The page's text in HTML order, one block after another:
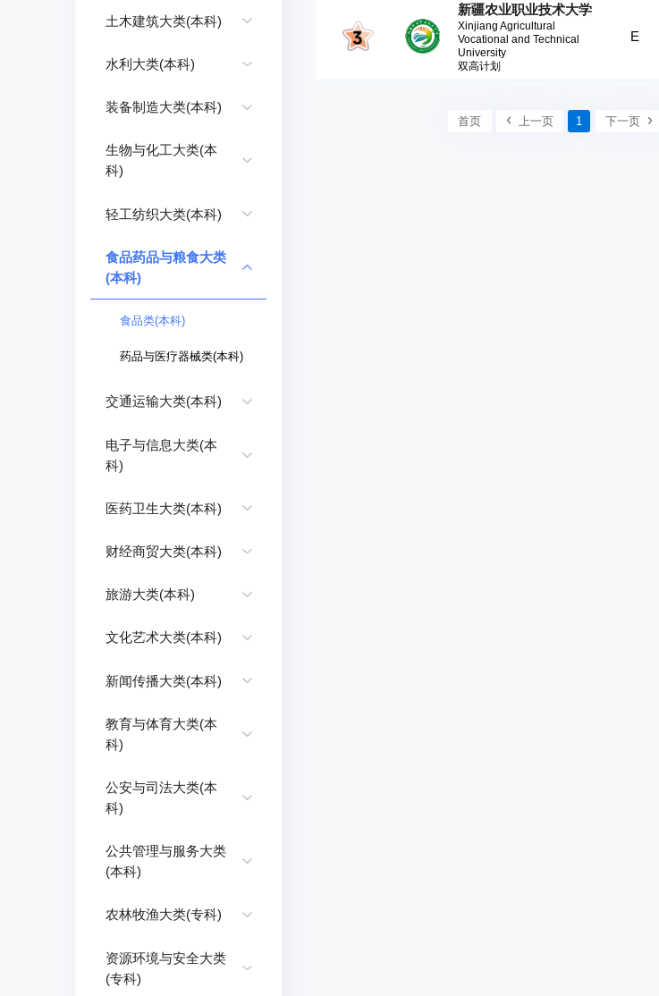
土木建筑大类(本科)
水利大类(本科)
装备制造大类(本科)
生物与化工大类(本
科)
轻工纺织大类(本科)
食品药品与粮食大类
(本科)
食品类(本科)
药品与医疗器械类(本科)
交通运输大类(本科)
电子与信息大类(本
科)
医药卫生大类(本科)
财经商贸大类(本科)
旅游大类(本科)
文化艺术大类(本科)
新闻传播大类(本科)
教育与体育大类(本
科)
公安与司法大类(本
科)
公共管理与服务大类
(本科)
农林牧渔大类(专科)
资源环境与安全大类
(专科)
新疆农业职业技术大学
Xinjiang Agricultural
Vocational and Technical
University
双高计划
E
首页 上一页 1 下一页